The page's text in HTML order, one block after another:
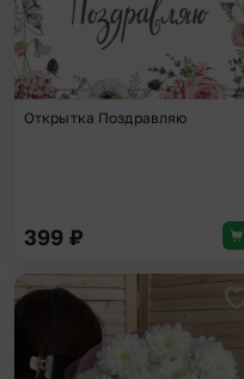
Открытка Поздравляю
399 ₽